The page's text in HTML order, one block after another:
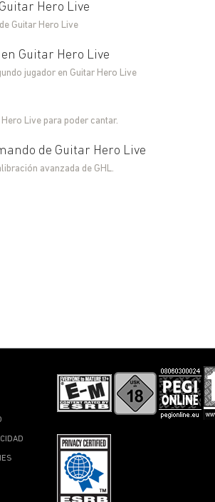
Hero Live
Guitar Hero Live
Guitar Hero Live
jugador en Guitar Hero Live
Live para poder cantar.
de Guitar Hero Live
avanzada de GHL.